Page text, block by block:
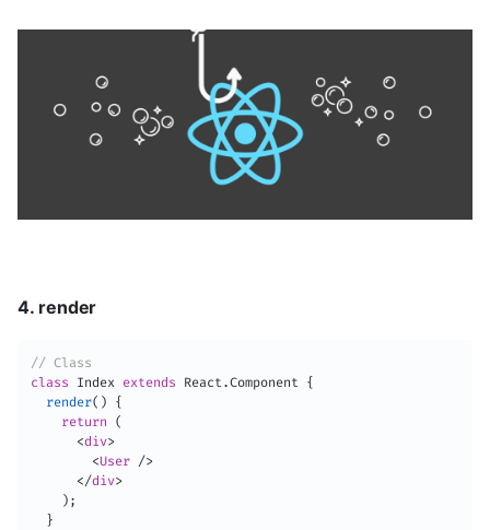
4. render
// Class
class
Index extends React .Component
{
render( )
{
return
(
<div>
<User />
</div>
) ;
}